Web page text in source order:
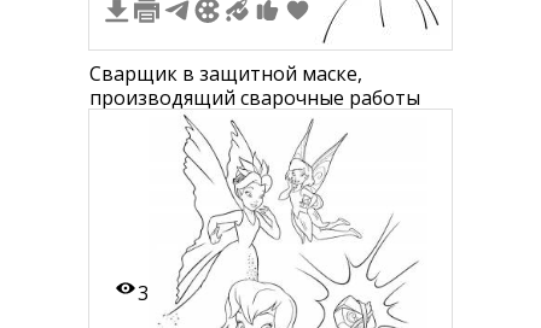
Сварщик в защитной маске,
производящий сварочные работы
3